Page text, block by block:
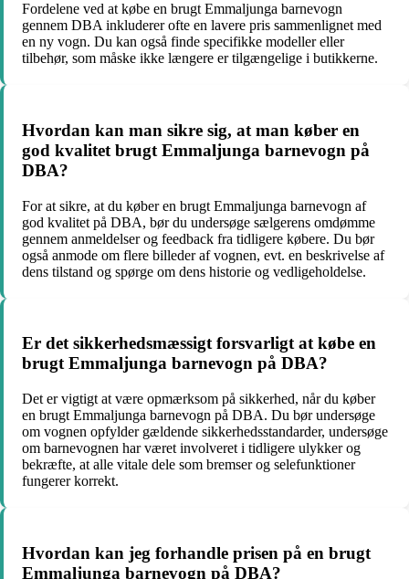
Fordelene ved at købe en brugt Emmaljunga barnevogn
gennem DBA inkluderer ofte en lavere pris sammenlignet med
en ny vogn. Du kan også finde specifikke modeller eller
tilbehør, som måske ikke længere er tilgængelige i butikkerne.
Hvordan kan man sikre sig, at man køber en
god kvalitet brugt Emmaljunga barnevogn på
DBA?
For at sikre, at du køber en brugt Emmaljunga barnevogn af
god kvalitet på DBA, bør du undersøge sælgerens omdømme
gennem anmeldelser og feedback fra tidligere købere. Du bør
også anmode om flere billeder af vognen, evt. en beskrivelse af
dens tilstand og spørge om dens historie og vedligeholdelse.
Er det sikkerhedsmæssigt forsvarligt at købe en
brugt Emmaljunga barnevogn på DBA?
Det er vigtigt at være opmærksom på sikkerhed, når du køber
en brugt Emmaljunga barnevogn på DBA. Du bør undersøge
om vognen opfylder gældende sikkerhedsstandarder, undersøge
om barnevognen har været involveret i tidligere ulykker og
bekræfte, at alle vitale dele som bremser og selefunktioner
fungerer korrekt.
Hvordan kan jeg forhandle prisen på en brugt
Emmaljunga barnevogn på DBA?